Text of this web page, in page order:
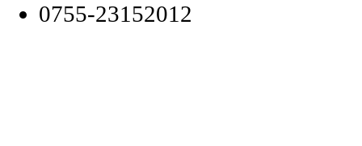
0755-23152012